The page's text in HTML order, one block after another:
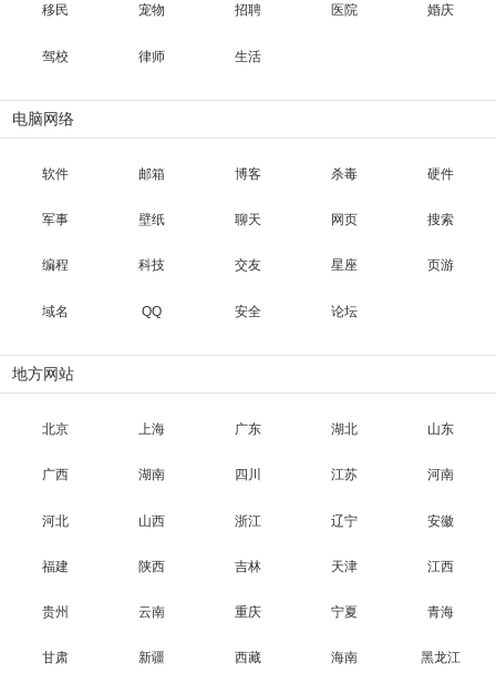
移民 宠物 招聘 医院 婚庆
驾校 律师 生活
电脑网络
软件 邮箱 博客 杀毒 硬件
军事 壁纸 聊天 网页 搜索
编程 科技 交友 星座 页游
域名 QQ 安全 论坛
地方网站
北京 上海 广东 湖北 山东
广西 湖南 四川 江苏 河南
河北 山西 浙江 辽宁 安徽
福建 陕西 吉林 天津 江西
贵州 云南 重庆 宁夏 青海
甘肃 新疆 西藏 海南 黑龙江